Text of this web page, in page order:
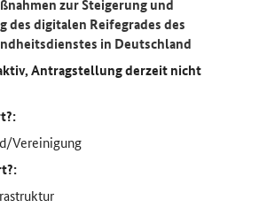
zur Steigerung und
digitalen Reifegrades des
in Deutschland
Antragstellung derzeit nicht
Vereinigung